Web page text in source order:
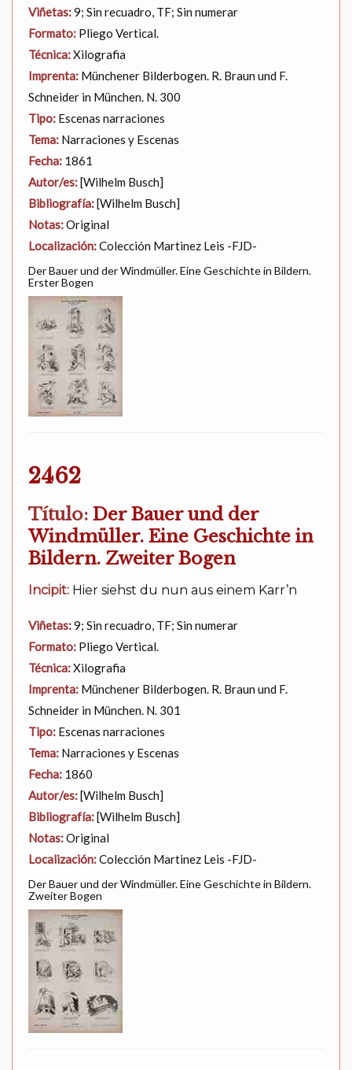
Viñetas:9; Sin recuadro, TF; Sin numerar
Formato: Pliego Vertical.
Técnica:Xilografia
Imprenta: Münchener Bilderbogen. R. Braun und F.
Schneider in München. N. 300
Tipo: Escenas narraciones
Tema: Narraciones y Escenas
Fecha: 1861
Autor/es:[Wilhelm Busch]
Bibliografía:[Wilhelm Busch]
Notas:Original
Localización:Colección Martinez Leis -FJD-
Der Bauer und der Windmüller. Eine Geschichte in Bildern.
Erster Bogen
2462
Título: Der Bauer und der
Windmüller. Eine Geschichte in
Bildern. Zweiter Bogen
Incipit: Hier siehst du nun aus einem Karr’n
Viñetas:9; Sin recuadro, TF; Sin numerar
Formato: Pliego Vertical.
Técnica:Xilografia
Imprenta: Münchener Bilderbogen. R. Braun und F.
Schneider in München. N. 301
Tipo: Escenas narraciones
Tema: Narraciones y Escenas
Fecha: 1860
Autor/es:[Wilhelm Busch]
Bibliografía:[Wilhelm Busch]
Notas:Original
Localización:Colección Martinez Leis -FJD-
Der Bauer und der Windmüller. Eine Geschichte in Bildern.
Zweiter Bogen